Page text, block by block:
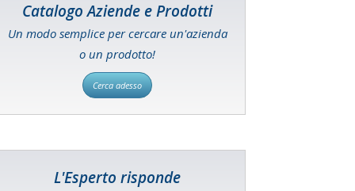
Catalogo Aziende e Prodotti
Un modo semplice per cercare un'azienda
o un prodotto!
Cerca adesso
L'Esperto risponde